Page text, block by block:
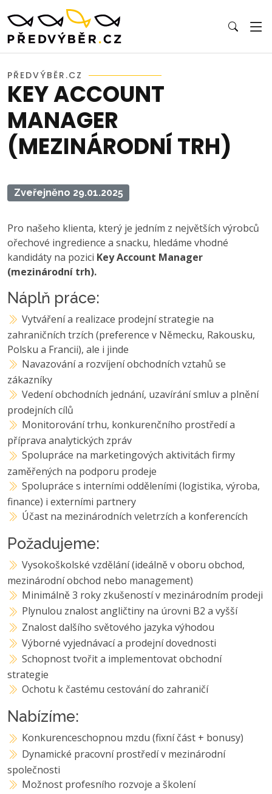
PŘEDVÝBĚR.CZ
KEY ACCOUNT
MANAGER
(MEZINÁRODNÍ TRH)
Zveřejněno 29.01.2025
Pro našeho klienta, který je jedním z největších výrobců
ořechové ingredience a snacku, hledáme vhodné
kandidáty na pozici Key Account Manager
(mezinárodní trh).
Náplň práce:
Vytváření a realizace prodejní strategie na
zahraničních trzích (preference v Německu, Rakousku,
Polsku a Francii), ale i jinde
Navazování a rozvíjení obchodních vztahů se
zákazníky
Vedení obchodních jednání, uzavírání smluv a plnění
prodejních cílů
Monitorování trhu, konkurenčního prostředí a
příprava analytických zpráv
Spolupráce na marketingových aktivitách firmy
zaměřených na podporu prodeje
Spolupráce s interními odděleními (logistika, výroba,
finance) i externími partnery
Účast na mezinárodních veletrzích a konferencích
Požadujeme:
Vysokoškolské vzdělání (ideálně v oboru obchod,
mezinárodní obchod nebo management)
Minimálně 3 roky zkušeností v mezinárodním prodeji
Plynulou znalost angličtiny na úrovni B2 a vyšší
Znalost dalšího světového jazyka výhodou
Výborné vyjednávací a prodejní dovednosti
Schopnost tvořit a implementovat obchodní
strategie
Ochotu k častému cestování do zahraničí
Nabízíme:
Konkurenceschopnou mzdu (fixní část + bonusy)
Dynamické pracovní prostředí v mezinárodní
společnosti
Možnost profesního rozvoje a školení